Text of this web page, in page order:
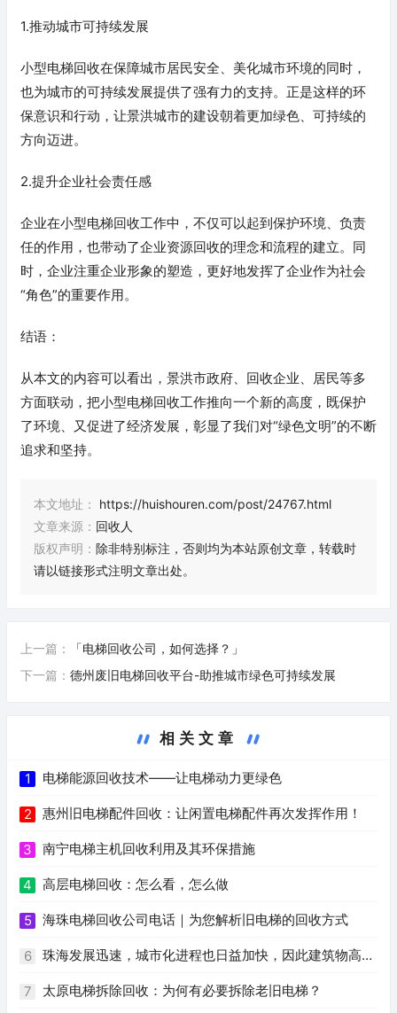
1.推动城市可持续发展
小型电梯回收在保障城市居民安全、美化城市环境的同时，
也为城市的可持续发展提供了强有力的支持。正是这样的环
保意识和行动，让景洪城市的建设朝着更加绿色、可持续的
方向迈进。
2.提升企业社会责任感
企业在小型电梯回收工作中，不仅可以起到保护环境、负责
任的作用，也带动了企业资源回收的理念和流程的建立。同
时，企业注重企业形象的塑造，更好地发挥了企业作为社会
“角色”的重要作用。
结语：
从本文的内容可以看出，景洪市政府、回收企业、居民等多
方面联动，把小型电梯回收工作推向一个新的高度，既保护
了环境、又促进了经济发展，彰显了我们对“绿色文明”的不断
追求和坚持。
本文地址：
https://huishouren.com/post/24767.html
文章来源： 回收人
版权声明： 除非特别标注，否则均为本站原创文章，转载时
请以链接形式注明文章出处。
上一篇：
「电梯回收公司，如何选择？」
下一篇： 德州废旧电梯回收平台-助推城市绿色可持续发展
相关文章
1 电梯能源回收技术——让电梯动力更绿色
2 惠州旧电梯配件回收：让闲置电梯配件再次发挥作用！
3 南宁电梯主机回收利用及其环保措施
4 高层电梯回收：怎么看，怎么做
5 海珠电梯回收公司电话｜为您解析旧电梯的回收方式
6 珠海发展迅速，城市化进程也日益加快，因此建筑物高度
逐年增加，电梯也成为安全、便利、快捷的必需品。旧电梯
7 太原电梯拆除回收：为何有必要拆除老旧电梯？